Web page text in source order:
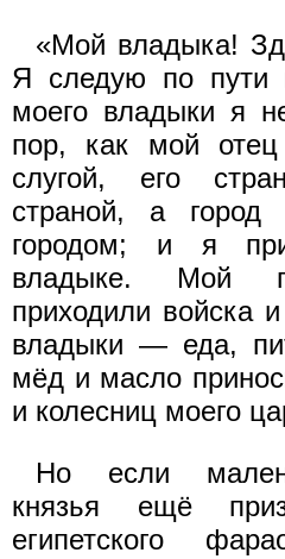
«Мой владыка!
Я следую по пути
моего владыки я
пор, как мой
слугой, его
страной, а
городом; и я
владыке. Мой
приходили войска
владыки — еда,
мёд и масло
и колесниц моего
Но если
князья ещё
египетского